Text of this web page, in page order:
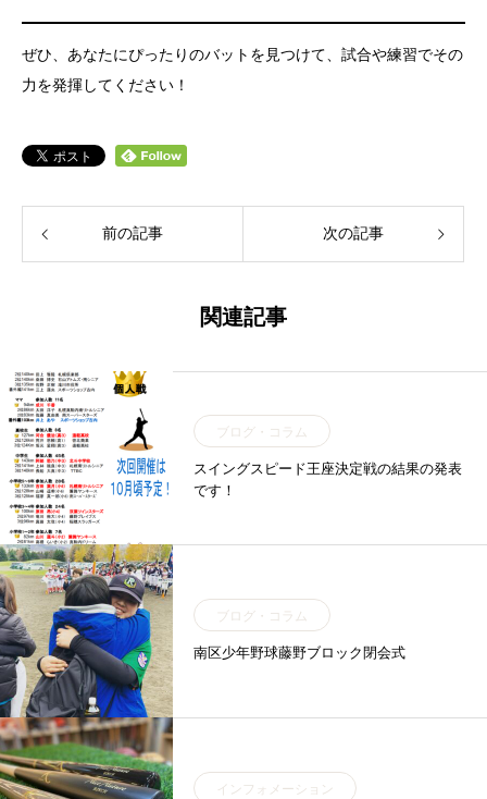
ぜひ、あなたにぴったりのバットを見つけて、試合や練習でその
力を発揮してください！
前の記事 次の記事
関連記事
ブログ・コラム
スイングスピード王座決定戦の結果の発表
です！
ブログ・コラム
南区少年野球藤野ブロック閉会式
インフォメーション